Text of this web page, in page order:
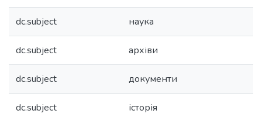
dc.subject наука
dc.subject архіви
dc.subject документи
dc.subject історія